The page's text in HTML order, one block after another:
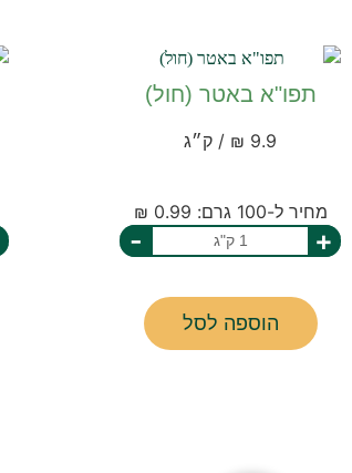
תפו"א באטר (חול)
9.9 ₪ / ק״ג
מחיר ל-100 גרם: 0.99 ₪
+
-
הוספה לסל